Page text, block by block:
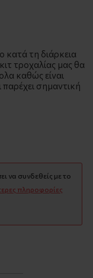
κατά τη διάρκεια
τροχαλίας μας θα
καθώς είναι
σημαντική
να συνδεθείς με το
πληροφορίες